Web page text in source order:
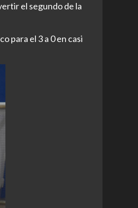
el segundo de la
para el 3 a 0 en casi